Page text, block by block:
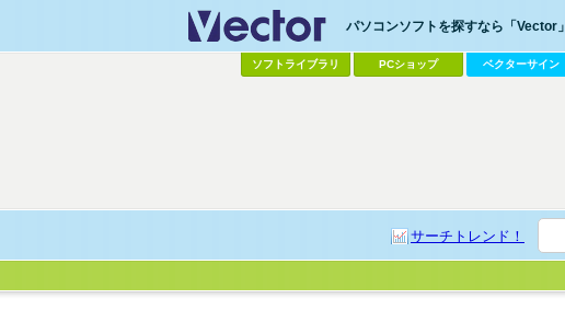
パソコンソフトを探すなら「Vector」
ソフトライブラリ PCショップ ベクターサイン
サーチトレンド！